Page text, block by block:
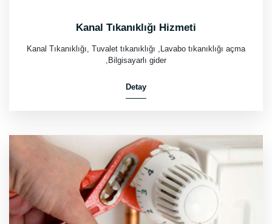
Kanal Tıkanıklığı Hizmeti
Kanal Tıkanıklığı, Tuvalet tıkanıklığı ,Lavabo tıkanıklığı açma
,Bilgisayarlı gider
Detay